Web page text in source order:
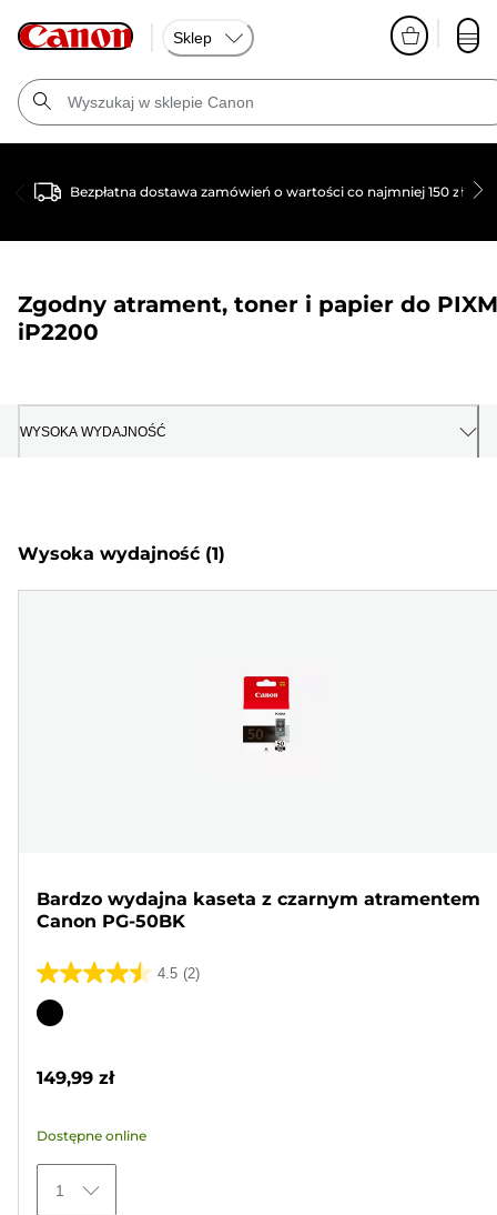
Sklep
Bezpłatna dostawa zamówień o wartości co najmniej 150 zł
Zgodny atrament, toner i papier do
iP2200
WYSOKA WYDAJNOŚĆ
Wysoka wydajność (1)
Bardzo wydajna kaseta z czarnym atramentem
Canon PG-50BK
4.5 (2)
4.5
na
Wkład
149,99 zł
Dostępne online
1